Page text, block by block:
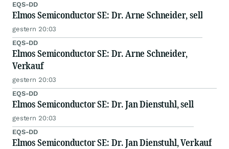
EQS-DD
Elmos Semiconductor SE: Dr. Arne Schneider, sell
gestern 20:03
EQS-DD
Elmos Semiconductor SE: Dr. Arne Schneider,
Verkauf
gestern 20:03
EQS-DD
Elmos Semiconductor SE: Dr. Jan Dienstuhl, sell
gestern 20:03
EQS-DD
Elmos Semiconductor SE: Dr. Jan Dienstuhl, Verkauf